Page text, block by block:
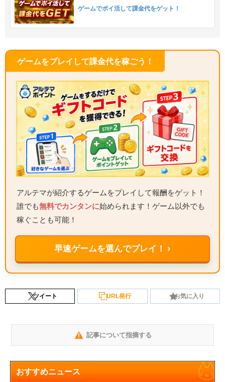
ゲームでポイ活して課金代をゲット！
ゲームをプレイして課金代を稼ごう！
アルテマが紹介するゲームをプレイして報酬をゲット！
誰でも無料でカンタンに始められます！ゲーム以外でも
稼ぐことも可能！
早速ゲームを選んでプレイ！ ›
ツイート URL発行 お気に入り
記事について指摘する
おすすめニュース